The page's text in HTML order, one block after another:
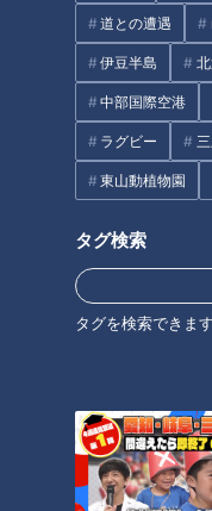
道との遭遇
伊豆半島
中部国際空港
ラグビー
東山動植物園
タグ検索
タグを検索できます
り？婚活のプロに聞くお
ートで距離が縮まる5つ
タグ
me:tone
会う前のLINEがご縁を左
る？婚活のプロに聞く、
縮まるメッセージのコツ